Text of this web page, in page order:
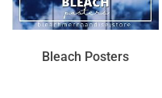
Bleach Posters